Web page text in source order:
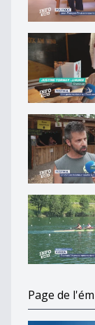
Une perle
Un vent de
Raphaël
Page de